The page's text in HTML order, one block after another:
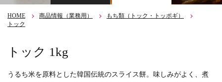
HOME 商品情報（業務用）
もち類（トック・トッポギ）
トック
トック 1kg
うるち米を原料とした韓国伝統のスライス餅。味しみがよく、煮